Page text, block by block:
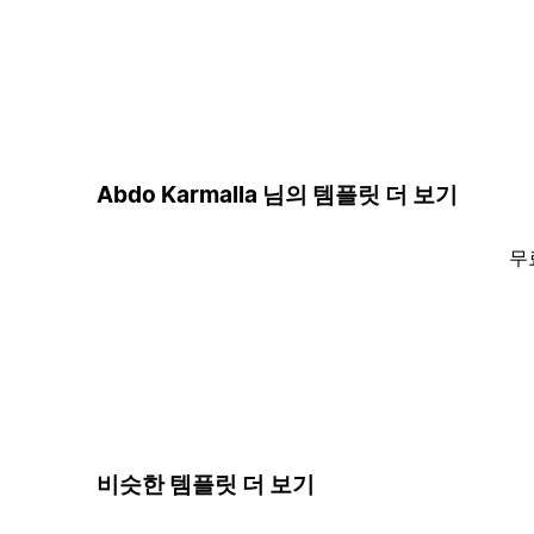
Abdo Karmalla 님의 템플릿 더 보기
무
비슷한 템플릿 더 보기